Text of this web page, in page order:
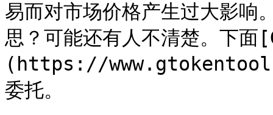
易而对市场价格产生过大影响
思？可能还有人不清楚。下
(https://
委托。